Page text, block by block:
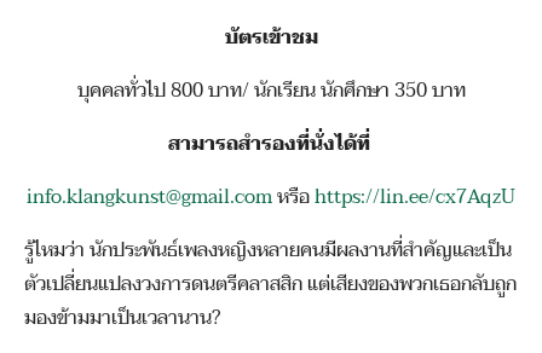
บัตรเข้าชม
บุคคลทั่วไป 800 บาท/ นักเรียน นักศึกษา 350 บาท
สามารถสำรองที่นั่งได้ที่
info.klangkunst@gmail.comหรือhttps://lin.ee/cx7AqzU
รู้ไหมว่า นักประพันธ์เพลงหญิงหลายคนมีผลงานที่สำคัญและเป็น
ตัวเปลี่ยนแปลงวงการดนตรีคลาสสิก แต่เสียงของพวกเธอกลับถูก
มองข้ามมาเป็นเวลานาน?